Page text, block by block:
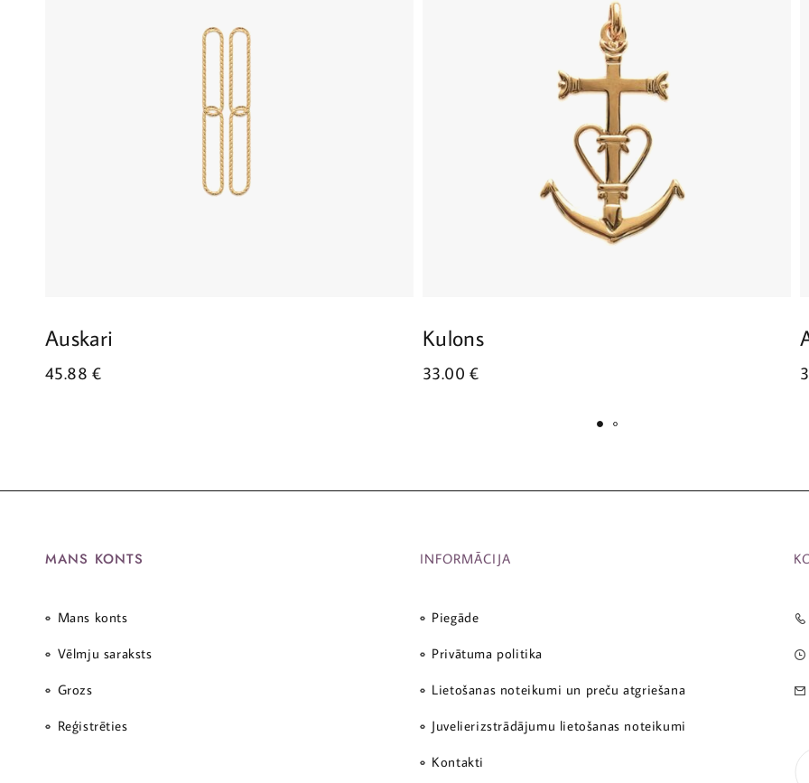
Auskari
45.88€
Kulons
33.00€
MANS KONTS
Mans konts
Vēlmju saraksts
Grozs
Reģistrēties
INFORMĀCIJA
Piegāde
Privātuma politika
Lietošanas noteikumi un preču atgriešana
Juvelierizstrādājumu lietošanas noteikumi
Kontakti